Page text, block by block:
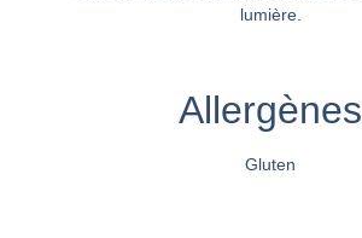
lumière.
Allergènes
Gluten